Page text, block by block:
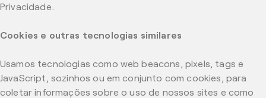
Privacidade.
Cookies e outras tecnologias similares
Usamos tecnologias como web beacons, pixels, tags e
JavaScript, sozinhos ou em conjunto com cookies, para
coletar informações sobre o uso de nossos sites e como